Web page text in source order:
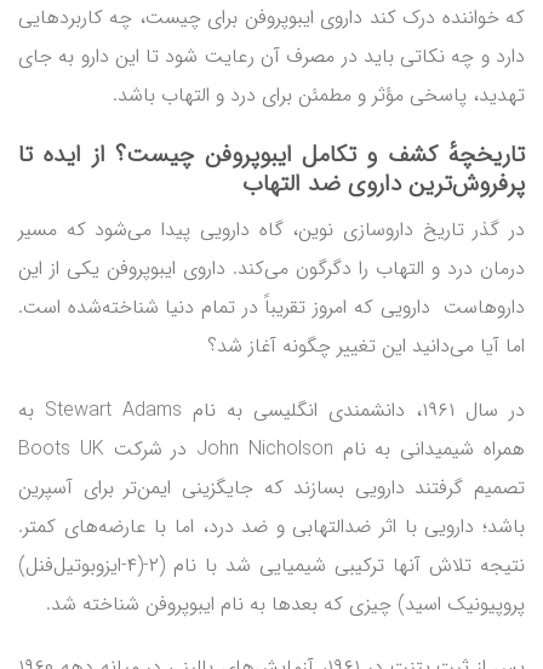
که خواننده درک کند داروی ایبوپروفن برای چیست، چه کاربردهایی
دارد و چه نکاتی باید در مصرف آن رعایت شود تا این دارو به جای
تهدید، پاسخی مؤثر و مطمئن برای درد و التهاب باشد.
تاریخچهٔ کشف و تکامل ایبوپروفن چیست؟ از ایده تا
پرفروش‌ترین داروی ضد التهاب
در گذر تاریخ داروسازی نوین، گاه دارویی پیدا می‌شود که مسیر
درمان درد و التهاب را دگرگون می‌کند. داروی ایبوپروفن یکی از این
داروهاست دارویی که امروز تقریباً در تمام دنیا شناخته‌شده است.
اما آیا می‌دانید این تغییر چگونه آغاز شد؟
در سال ۱۹۶۱، دانشمندی انگلیسی به نام Stewart Adams به
همراه شیمیدانی به نام John Nicholson در شرکت Boots UK
تصمیم گرفتند دارویی بسازند که جایگزینی ایمن‌تر برای آسپرین
باشد؛ دارویی با اثر ضدالتهابی و ضد درد، اما با عارضه‌های کمتر.
نتیجه تلاش آنها ترکیبی شیمیایی شد با نام (۲-(۴-ایزوبوتیل‌فنل)
پروپیونیک اسید) چیزی که بعدها به نام ایبوپروفن شناخته شد.